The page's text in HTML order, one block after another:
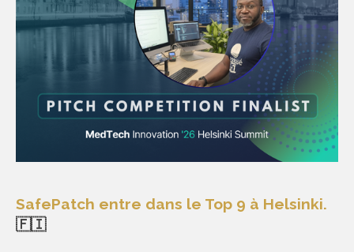
SafePatch entre dans le Top 9 à Helsinki.
🇫🇮